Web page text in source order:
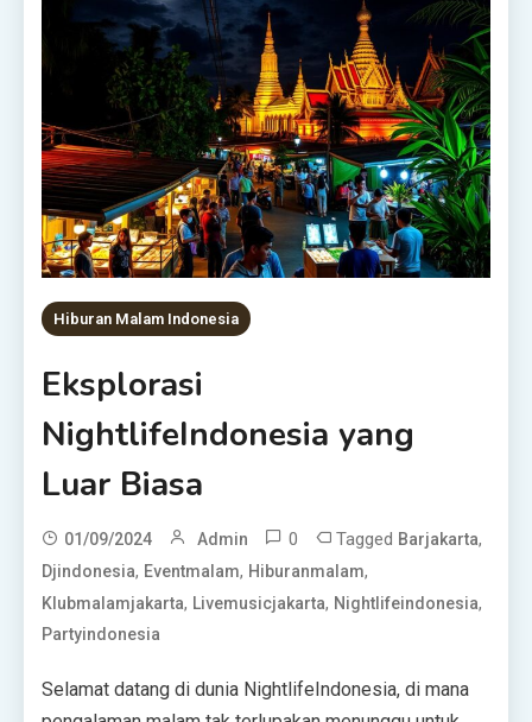
Hiburan Malam Indonesia
Eksplorasi
NightlifeIndonesia yang
Luar Biasa
01/09/2024 Admin 0 Tagged Barjakarta,
Djindonesia, Eventmalam, Hiburanmalam,
Klubmalamjakarta, Livemusicjakarta, Nightlifeindonesia,
Partyindonesia
Selamat datang di dunia NightlifeIndonesia, di mana